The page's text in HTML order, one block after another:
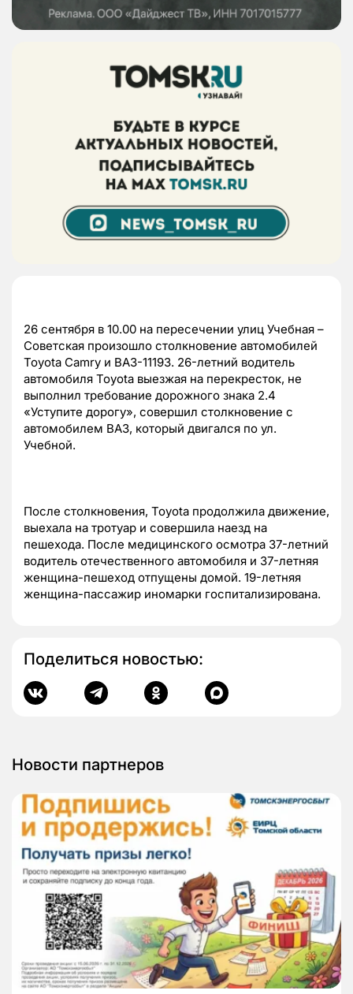
26 сентября в 10.00 на пересечении улиц Учебная –
Советская произошло столкновение автомобилей
Toyota Camry и ВАЗ-11193. 26-летний водитель
автомобиля Toyota выезжая на перекресток, не
выполнил требование дорожного знака 2.4
«Уступите дорогу», совершил столкновение с
автомобилем ВАЗ, который двигался по ул.
Учебной.
После столкновения, Toyota продолжила движение,
выехала на тротуар и совершила наезд на
пешехода. После медицинского осмотра 37-летний
водитель отечественного автомобиля и 37-летняя
женщина-пешеход отпущены домой. 19-летняя
женщина-пассажир иномарки госпитализирована.
Поделиться новостью:
Новости партнеров